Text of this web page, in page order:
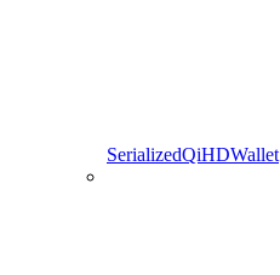
SerializedQiHDWallet